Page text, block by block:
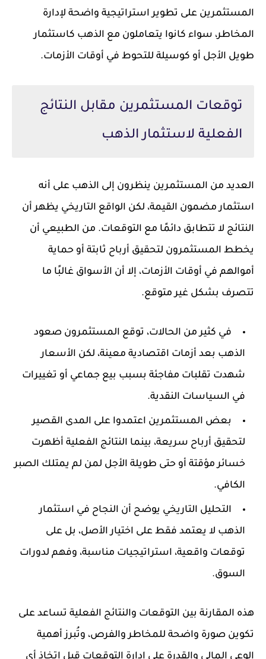
المستثمرين على تطوير استراتيجية واضحة لإدارة
المخاطر، سواء كانوا يتعاملون مع الذهب كاستثمار
طويل الأجل أو كوسيلة للتحوط في أوقات الأزمات.
توقعات المستثمرين مقابل النتائج
الفعلية لاستثمار الذهب
العديد من المستثمرين ينظرون إلى الذهب على أنه
استثمار مضمون القيمة، لكن الواقع التاريخي يظهر أن
النتائج لا تتطابق دائمًا مع التوقعات. من الطبيعي أن
يخطط المستثمرون لتحقيق أرباح ثابتة أو حماية
أموالهم في أوقات الأزمات، إلا أن الأسواق غالبًا ما
تتصرف بشكل غير متوقع.
في كثير من الحالات، توقع المستثمرون صعود
الذهب بعد أزمات اقتصادية معينة، لكن الأسعار
شهدت تقلبات مفاجئة بسبب بيع جماعي أو تغييرات
في السياسات النقدية.
بعض المستثمرين اعتمدوا على المدى القصير
لتحقيق أرباح سريعة، بينما النتائج الفعلية أظهرت
خسائر مؤقتة أو حتى طويلة الأجل لمن لم يمتلك الصبر
الكافي.
التحليل التاريخي يوضح أن النجاح في استثمار
الذهب لا يعتمد فقط على اختيار الأصل، بل على
توقعات واقعية، استراتيجيات مناسبة، وفهم لدورات
السوق.
هذه المقارنة بين التوقعات والنتائج الفعلية تساعد على
تكوين صورة واضحة للمخاطر والفرص، وتُبرز أهمية
الوعي المالي والقدرة على إدارة التوقعات قبل اتخاذ أي